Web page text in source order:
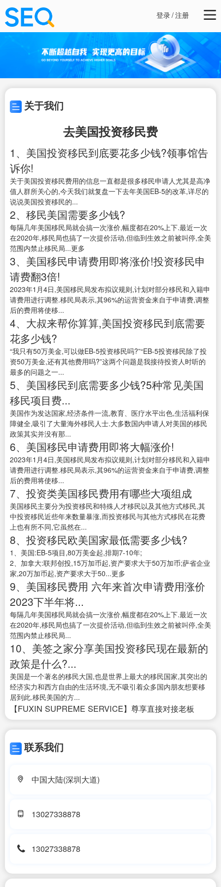
登录/注册
关于我们
去美国投资移民费
1、美国投资移民到底要花多少钱?领事馆告
诉你!
关于美国投资移民费用的信息一直都是很多移民申请人尤其是高净
值人群所关心的,今天我们就复盘一下去年美国EB-5的改革,详尽的
说说美国投资移民的...
2、移民美国需要多少钱?
每隔几年美国移民局就会搞一次涨价,幅度都在20%上下.最近一次
在2020年,移民局也搞了一次提价活动,但临到生效之前被叫停,全美
范围内禁止移民局...更多
3、美国移民申请费用即将涨价!投资移民申
请费翻3倍!
2023年1月4日,美国移民局发布拟议规则,计划对部分移民和入籍申
请费用进行调整.移民局表示,其96%的运营资金来自于申请费,调整
后的费用将使移...
4、大叔来帮你算算,美国投资移民到底需要
花多少钱?
“我只有50万美金,可以做EB-5投资移民吗?”“EB-5投资移民除了投
资50万美金,还有其他费用吗?”这两个问题是我接待投资人时听的
最多的问题之一...
5、美国移民到底需要多少钱?5种常见美国
移民项目费...
美国作为发达国家,经济条件一流,教育、医疗水平出色,生活福利保
障健全,吸引了大量海外移民人士.大多数国内申请人对美国的移民
政策其实并没有那...
6、美国移民申请费用即将大幅涨价!
2023年1月4日,美国移民局发布拟议规则,计划对部分移民和入籍申
请费用进行调整.移民局表示,其96%的运营资金来自于申请费,调整
后的费用将使移...
7、投资类美国移民费用有哪些大项组成
美国移民主要分为投资移民和特殊人才移民以及其他方式移民,其
中投资移民近些年来数量暴涨,而投资移民与其他方式移民在花费
上也有所不同,它虽然在...
8、投资移民欧美国家最低需要多少钱?
1、美国:EB-5项目,80万美金起,排期7-10年;
2、加拿大:联邦创投,15万加币起,资产要求大于50万加币;萨省企业
家,20万加币起,资产要求大于50...更多
9、美国移民费用 六年来首次申请费用涨价
2023下半年将...
每隔几年美国移民局就会搞一次涨价,幅度都在20%上下.最近一次
在2020年,移民局也搞了一次提价活动,但临到生效之前被叫停,全美
范围内禁止移民局...
10、美签之家分享美国投资移民现在最新的
政策是什么?...
美国是一个著名的移民大国,也是世界上最大的移民国家,其突出的
经济实力和西方自由的生活环境,无不吸引着众多国内朋友想要移
居到此.移民美国的方...
【FUXIN SUPREME SERVICE】尊享直接对接老板
联系我们
中国大陆(深圳大道)
13027338878
13027338878